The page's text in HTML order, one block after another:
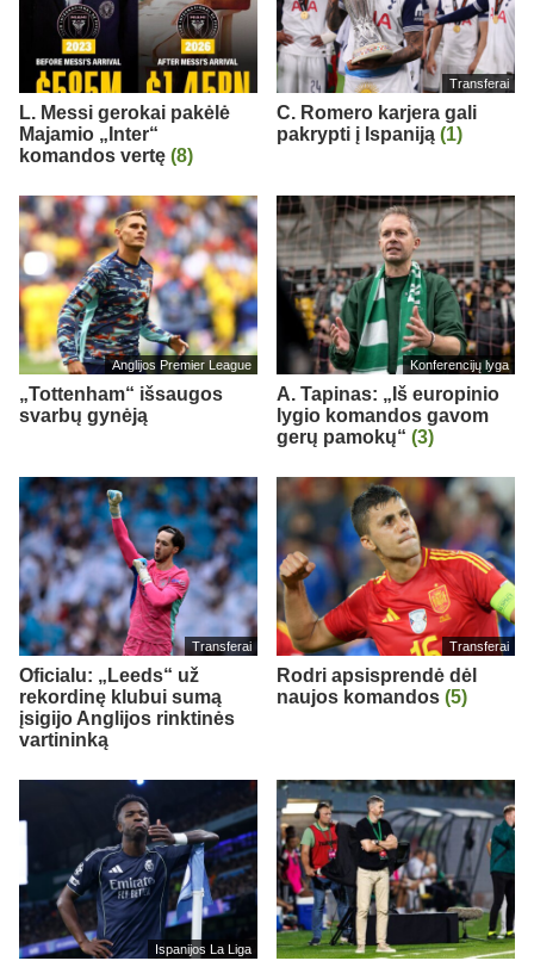
L. Messi gerokai pakėlė
Majamio „Inter“
komandos vertę (8)
Transferai
C. Romero karjera gali
pakrypti į Ispaniją (1)
Anglijos Premier League
„Tottenham“ išsaugos
svarbų gynėją
Konferencijų lyga
A. Tapinas: „Iš europinio
lygio komandos gavom
gerų pamokų“ (3)
Transferai
Oficialu: „Leeds“ už
rekordinę klubui sumą
įsigijo Anglijos rinktinės
vartininką
Transferai
Rodri apsisprendė dėl
naujos komandos (5)
Ispanijos La Liga